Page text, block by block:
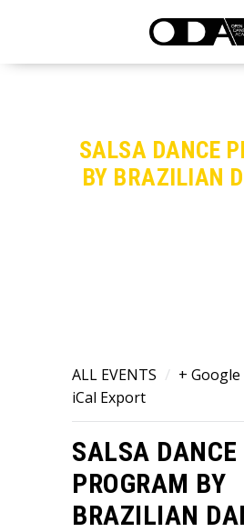
SALSA DANCE
BY BRAZILIAN
ALL EVENTS / +
iCal Export
SALSA DANCE
PROGRAM BY
BRAZILIAN